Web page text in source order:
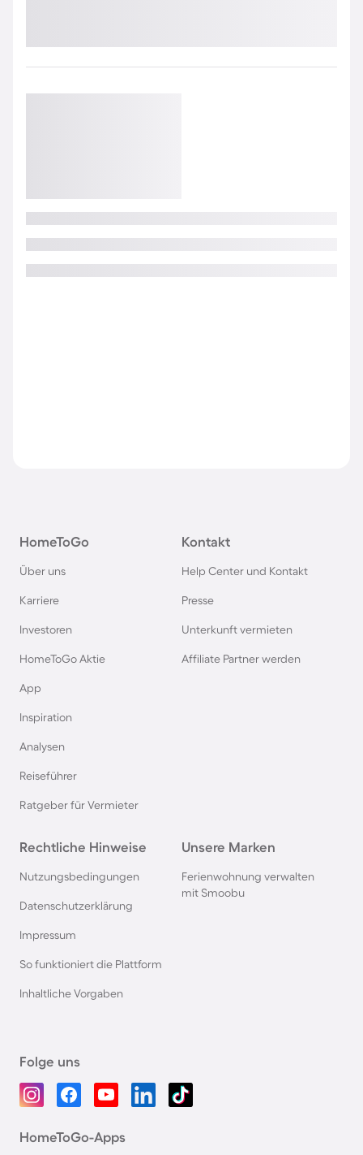
HomeToGo
Über uns
Karriere
Investoren
HomeToGo Aktie
App
Inspiration
Analysen
Reiseführer
Ratgeber für Vermieter
Kontakt
Help Center und Kontakt
Presse
Unterkunft vermieten
Affiliate Partner werden
Rechtliche Hinweise
Nutzungsbedingungen
Datenschutzerklärung
Impressum
So funktioniert die Plattform
Inhaltliche Vorgaben
Unsere Marken
Ferienwohnung verwalten
mit Smoobu
Folge uns
HomeToGo-Apps